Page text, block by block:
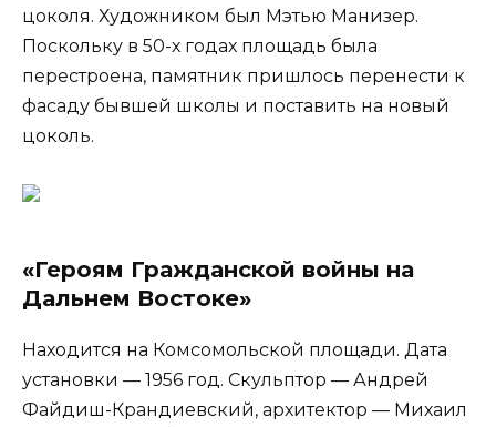
цоколя. Художником был Мэтью Манизер.
Поскольку в 50-х годах площадь была
перестроена, памятник пришлось перенести к
фасаду бывшей школы и поставить на новый
цоколь.
«Героям Гражданской войны на
Дальнем Востоке»
Находится на Комсомольской площади. Дата
установки — 1956 год. Скульптор — Андрей
Файдиш-Крандиевский, архитектор — Михаил